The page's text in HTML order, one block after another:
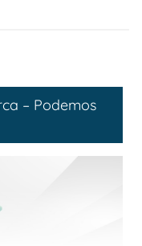
– Podemos